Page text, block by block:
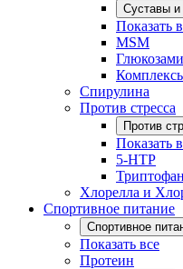
Суставы и
Показать
MSM
Спирулина
Против стресса
Против
Показать
5-HTP
Триптофан
Хлорелла и
Спортивное питание
Спортивное
Показать все
Протеин